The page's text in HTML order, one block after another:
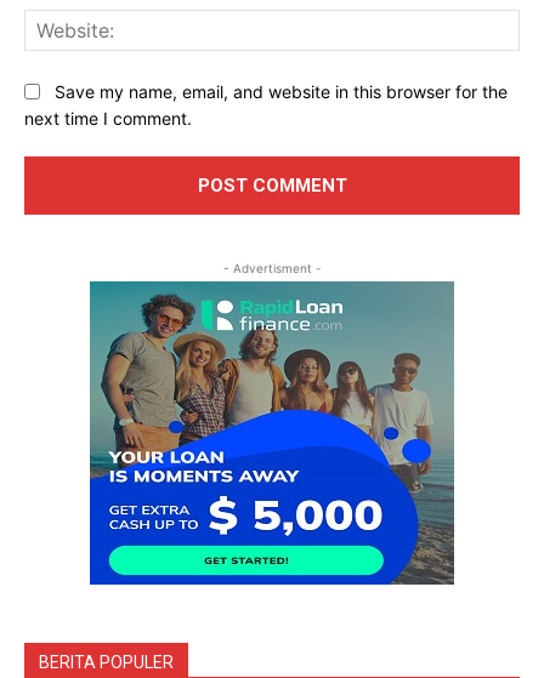
Save my name, email, and website in this browser for the
next time I comment.
- Advertisment -
BERITA POPULER